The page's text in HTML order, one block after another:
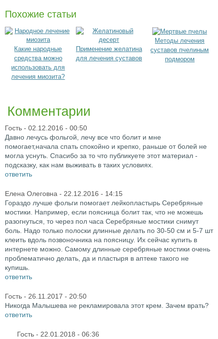
Похожие статьи
Какие народные
средства можно
использовать для
лечения миозита?
Применение желатина
для лечения суставов
Методы лечения
суставов пчелиным
подмором
Комментарии
Гость - 02.12.2016 - 00:50
Давно лечусь фольгой, лечу все что болит и мне
помогает,начала спать спокойно и крепко, раньше от болей не
могла уснуть. Спасибо за то что публикуете этот материал -
подсказку, как нам выживать в таких условиях.
ответить
Елена Олеговна - 22.12.2016 - 14:15
Гораздо лучше фольги помогает лейкопластырь Серебряные
мостики. Например, если поясница болит так, что не можешь
разогнуться, то через пол часа Серебряные мостики снимут
боль. Надо только полоски длинные делать по 30-50 см и 5-7 шт
клеить вдоль позвоночника на поясницу. Их сейчас купить в
интернете можно. Самому длинные серебряные мостики очень
проблематично делать, да и пластыря в аптеке такого не
купишь.
ответить
Гость - 26.11.2017 - 20:50
Никогда Малышева не рекламировала этот крем. Зачем врать?
ответить
Гость - 22.01.2018 - 06:36